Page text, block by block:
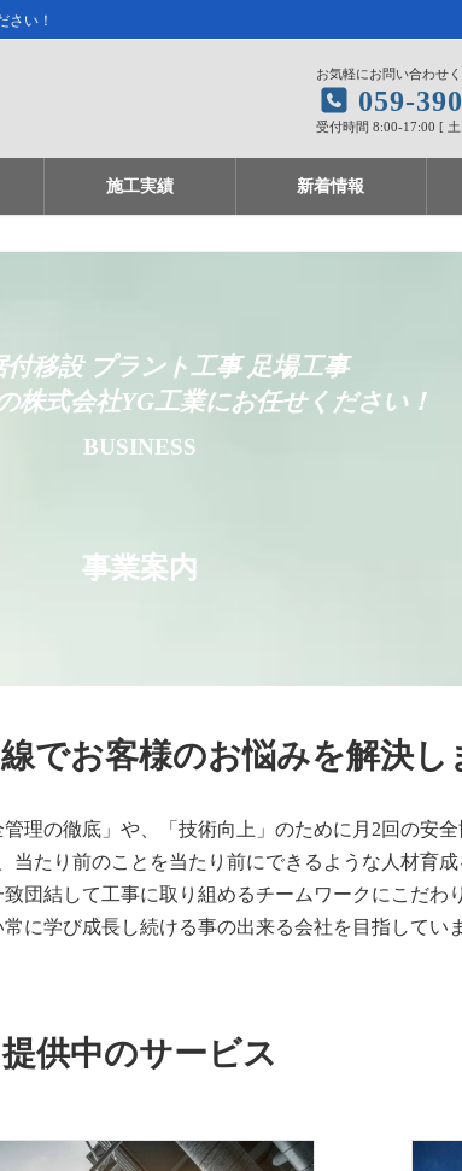
さい！
お気軽にお問い合わせく
059-
受付時間 8:00-17:00 [
施工実績 新着情報
付移設 プラント工事 足場工事
株式会社YG工業にお任せください！
BUSINESS
事業案内
でお客様のお悩みを解決し
理の徹底」や、「技術向上」のために月2回の安全
たり前のことを当たり前にできるような人材育成
団結して工事に取り組めるチームワークにこだわり
に学び成長し続ける事の出来る会社を目指してい
提供中のサービス